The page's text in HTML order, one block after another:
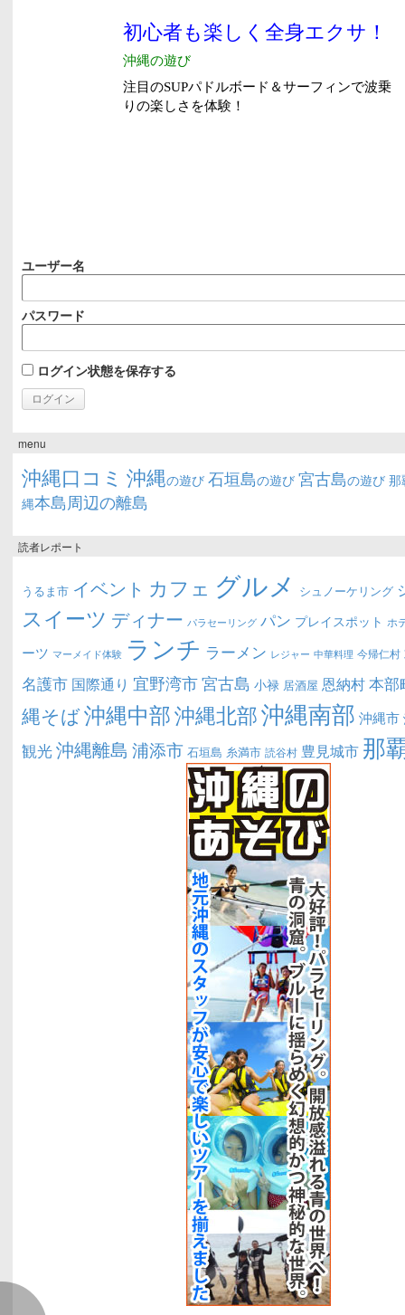
ユーザー名
パスワード
ログイン状態を保存する
menu
沖縄口コミ 沖縄の遊び 石垣島の遊び 宮古島の遊び 那
縄本島周辺の離島
読者レポート
うるま市 イベント カフェ グルメ シュノーケリング
スイーツ ディナー パラセーリング パン プレイスポット ホ
ーツ マーメイド体験 ランチ ラーメン レジャー 中華料理 今帰仁村
名護市 国際通り 宜野湾市宮古島 小禄 居酒屋 恩納村本部
縄そば沖縄中部沖縄北部沖縄南部 沖縄市
観光沖縄離島 浦添市 石垣島 糸満市 読谷村 豊見城市 那